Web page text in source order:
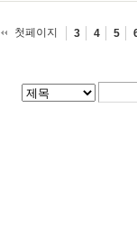
첫페이지
3 4 5